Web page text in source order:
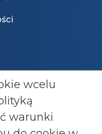
447 977
wcelu
warunki